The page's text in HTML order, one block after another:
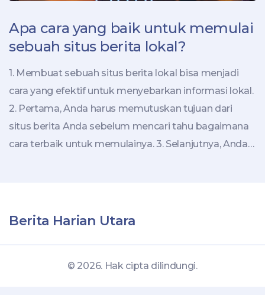
Apa cara yang baik untuk memulai
sebuah situs berita lokal?
1. Membuat sebuah situs berita lokal bisa menjadi
cara yang efektif untuk menyebarkan informasi lokal.
2. Pertama, Anda harus memutuskan tujuan dari
situs berita Anda sebelum mencari tahu bagaimana
cara terbaik untuk memulainya. 3. Selanjutnya, Anda
mudah digunakan, pastikan Anda menggunakan
menyebarkan informasi dari situs berita Anda.
Berita Harian Utara
© 2026. Hak cipta dilindungi.